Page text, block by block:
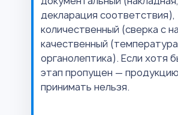
декларация соответствия),
количественный (сверка с
качественный
органолептика). Если хотя
этап пропущен — продукцию
принимать нельзя.